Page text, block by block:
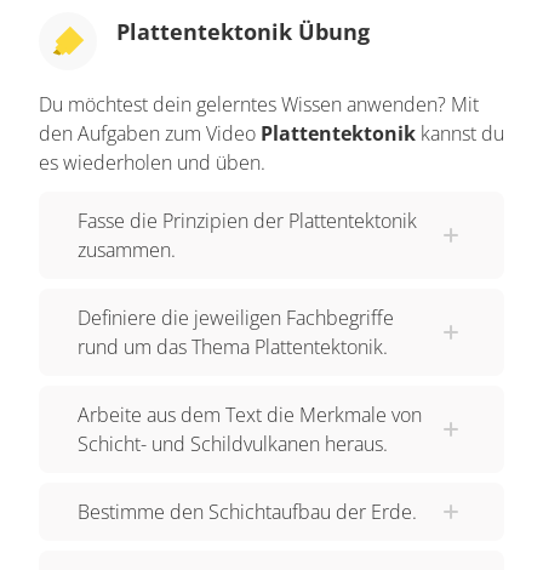
sich seitlich aneinander vorbei bewegen. Bei
spricht man von divergenten Plattengrenzen.
Diese sind meistens unter Wasser zu finden.
Während die Platten voneinander wegdriften,
führen kann, dass eine ganze Kette von Vulkanen
formt neue Felsoberflächen. Wenn sich Platten
aufeinander zu bewegen, gibt es zwei mögliche
Platten sind, werden beide Oberflächen nach
oben gedrückt und ein Gebirge entsteht. Hierbei
kommt zur Subduktion, bei der eine ozeanische
Plattentektonik Übung
Du möchtest dein gelerntes Wissen anwenden? Mit
den Aufgaben zum Video Plattentektonik kannst du
es wiederholen und üben.
Fasse die Prinzipien der Plattentektonik
zusammen.
Definiere die jeweiligen Fachbegriffe
rund um das Thema Plattentektonik.
Arbeite aus dem Text die Merkmale von
Schicht- und Schildvulkanen heraus.
Bestimme den Schichtaufbau der Erde.